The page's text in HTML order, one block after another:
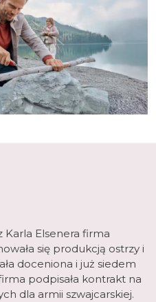
Karla Elsenera firma
się produkcją ostrzy i
doceniona i już siedem
podpisała kontrakt na
dla armii szwajcarskiej.